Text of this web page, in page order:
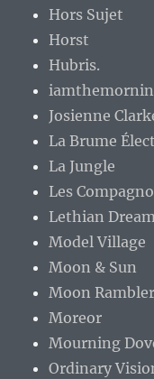
Hors Sujet
Horst
Hubris.
Josienne
La Brume
La Jungle
Les
Lethian
Model Village
Moon & Sun
Moon Rambler
Moreor
Mourning
Ordinary